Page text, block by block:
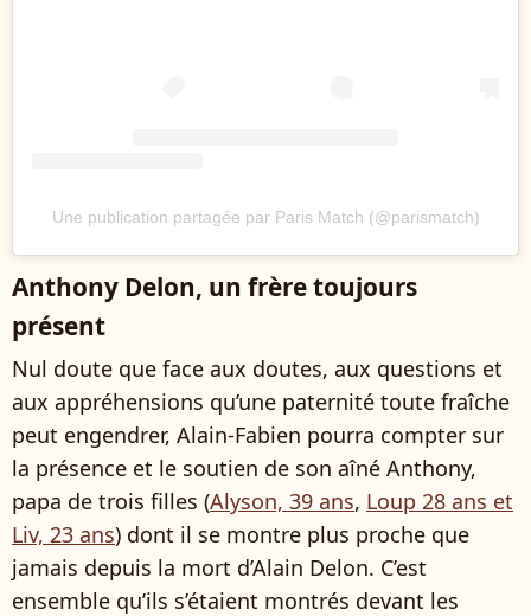
Une publication partagée par Paris Match (@parismatch)
Anthony Delon, un frère toujours
présent
Nul doute que face aux doutes, aux questions et
aux appréhensions qu’une paternité toute fraîche
peut engendrer, Alain-Fabien pourra compter sur
la présence et le soutien de son aîné Anthony,
papa de trois filles (Alyson, 39 ans, Loup 28 ans et
Liv, 23 ans) dont il se montre plus proche que
jamais depuis la mort d’Alain Delon. C’est
ensemble qu’ils s’étaient montrés devant les